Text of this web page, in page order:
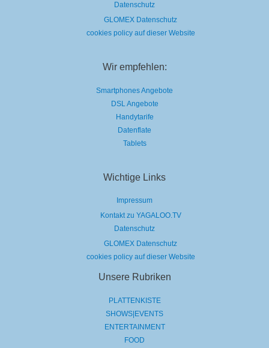
Datenschutz
GLOMEX Datenschutz
cookies policy auf dieser Website
Wir empfehlen:
Smartphones Angebote
DSL Angebote
Handytarife
Datenflate
Tablets
Wichtige Links
Impressum
Kontakt zu YAGALOO.TV
Datenschutz
GLOMEX Datenschutz
cookies policy auf dieser Website
Unsere Rubriken
PLATTENKISTE
SHOWS|EVENTS
ENTERTAINMENT
FOOD